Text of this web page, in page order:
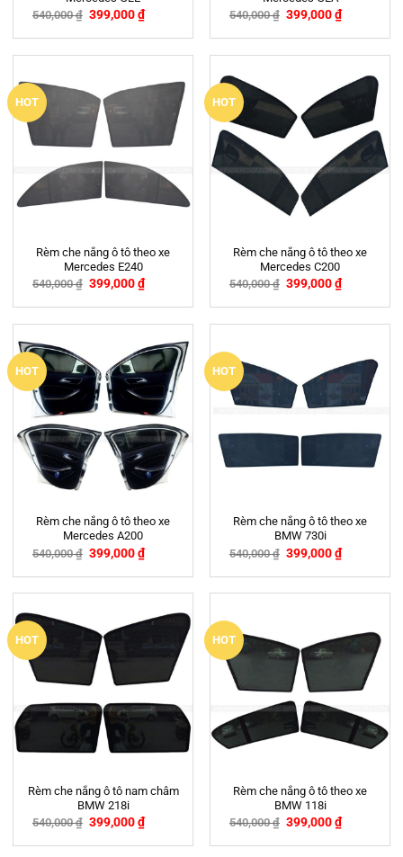
540,000₫ 399,000₫
540,000₫ 399,000₫
HOT
Rèm che nắng ô tô theo xe
Mercedes E240
540,000₫ 399,000₫
HOT
Rèm che nắng ô tô theo xe
Mercedes C200
540,000₫ 399,000₫
HOT
Rèm che nắng ô tô theo xe
Mercedes A200
540,000₫ 399,000₫
HOT
Rèm che nắng ô tô theo xe
BMW 730i
540,000₫ 399,000₫
HOT
Rèm che nắng ô tô nam châm
BMW 218i
540,000₫ 399,000₫
HOT
Rèm che nắng ô tô theo xe
BMW 118i
540,000₫ 399,000₫